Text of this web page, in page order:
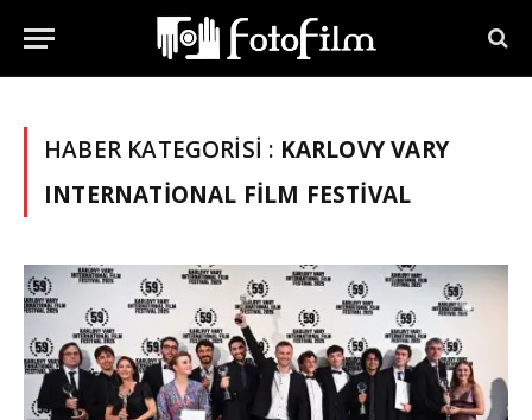
HABER KATEGORISI : KARLOVY VARY
INTERNATIONAL FILM FESTIVAL